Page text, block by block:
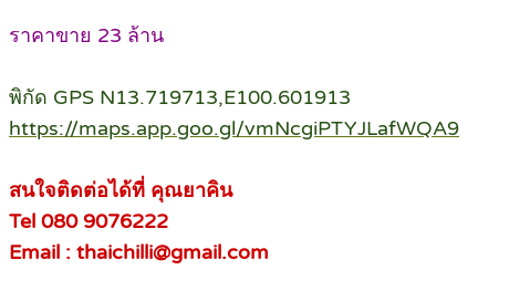
ราคาขาย 23 ล้าน
พิกัด GPS N13.719713,E100.601913
https://maps.app.goo.gl/vmNcgiPTYJLafWQA9
สนใจติดต่อได้ที่ คุณยาคิน
Tel 080 9076222
Email : thaichilli@gmail.com